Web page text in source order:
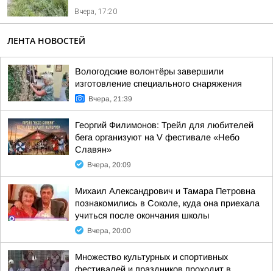
Вчера, 17:20
ЛЕНТА НОВОСТЕЙ
Вологодские волонтёры завершили
изготовление специального снаряжения
Вчера, 21:39
Георгий Филимонов: Трейл для любителей
бега организуют на V фестивале «Небо
Славян»
Вчера, 20:09
Михаил Александрович и Тамара Петровна
познакомились в Соколе, куда она приехала
учиться после окончания школы
Вчера, 20:00
Множество культурных и спортивных